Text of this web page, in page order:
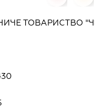
ТОВАРИСТВО